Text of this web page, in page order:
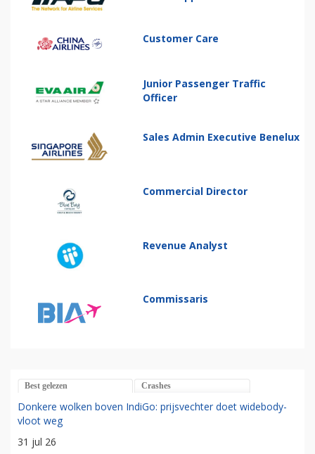
Customer Care
Junior Passenger Traffic
Officer
Sales Admin Executive Benelux
Commercial Director
Revenue Analyst
Commissaris
Best gelezen Crashes
Donkere wolken boven IndiGo: prijsvechter doet widebody-
vloot weg
31 jul 26